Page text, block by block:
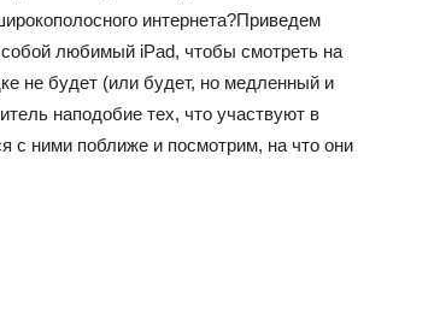
интернета?Приведем
любимый iPad, чтобы смотреть на
не будет (или будет, но медленный и
наподобие тех, что участвуют в
с ними поближе и посмотрим, на что они